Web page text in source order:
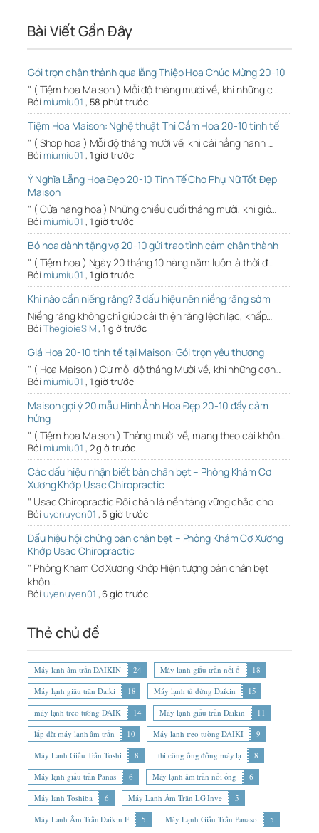
Bài Viết Gần Đây
Gói trọn chân thành qua lẵng Thiệp Hoa Chúc Mừng 20-10
" ( Tiệm hoa Maison ) Mỗi độ tháng mười về, khi những c…
Bởi miumiu01 , 58 phút trước
Tiệm Hoa Maison: Nghệ thuật Thi Cắm Hoa 20-10 tinh tế
" ( Shop hoa ) Mỗi độ tháng mười về, khi cái nắng hanh …
Bởi miumiu01 , 1 giờ trước
Ý Nghĩa Lẵng Hoa Đẹp 20-10 Tinh Tế Cho Phụ Nữ Tốt Đẹp
Maison
" ( Cửa hàng hoa ) Những chiều cuối tháng mười, khi gió…
Bởi miumiu01 , 1 giờ trước
Bó hoa dành tặng vợ 20-10 gửi trao tình cảm chân thành
" ( Tiệm hoa ) Ngày 20 tháng 10 hàng năm luôn là thời đ…
Bởi miumiu01 , 1 giờ trước
Khi nào cần niềng răng? 3 dấu hiệu nên niềng răng sớm
Niềng răng không chỉ giúp cải thiện răng lệch lạc, khấp…
Bởi ThegioieSIM,1 giờ trước
Giá Hoa 20-10 tinh tế tại Maison: Gói trọn yêu thương
" ( Hoa Maison ) Cứ mỗi độ tháng Mười về, khi những cơn…
Bởi miumiu01 , 1 giờ trước
Maison gợi ý 20 mẫu Hình Ảnh Hoa Đẹp 20-10 đầy cảm
hứng
" ( Tiệm hoa Maison ) Tháng mười về, mang theo cái khôn…
Bởi miumiu01 , 2 giờ trước
Các dấu hiệu nhận biết bàn chân bẹt – Phòng Khám Cơ
Xương Khớp Usac Chiropractic
" Usac Chiropractic Đôi chân là nền tảng vững chắc cho …
Bởi uyenuyen01 , 5 giờ trước
Dấu hiệu hội chứng bàn chân bẹt – Phòng Khám Cơ Xương
Khớp Usac Chiropractic
" Phòng Khám Cơ Xương Khớp Hiện tượng bàn chân bẹt
khôn…
Bởi uyenuyen01 , 6 giờ trước
Thẻ chủ đề
Máy lạnh âm trần DAIKIN 24 Máy lạnh giấu trần nối ố
18
Máy lạnh giấu trần Daiki
18 Máy lạnh tủ đứng Daikin
15
máy lạnh treo tường DAIK
14 Máy lạnh giấu trần Daikin
11
lắp đặt máy lạnh âm trần
10 Máy lạnh treo tường DAIKI
9
Máy Lạnh Giấu Trần Toshi
8 thi công ống đồng máy lạ
8
Máy lạnh giấu trần Panas
6 Máy lạnh âm trần nối ống
6
Máy lạnh Toshiba
6 Máy Lạnh Âm Trần LG Inve
5
Máy Lạnh Âm Trần Daikin F
5 Máy Lạnh Giấu Trần Panaso
5